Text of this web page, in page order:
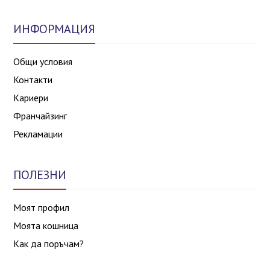
ИНФОРМАЦИЯ
Общи условия
Контакти
Кариери
Франчайзинг
Рекламации
ПОЛЕЗНИ
Моят профил
Моята кошница
Как да поръчам?